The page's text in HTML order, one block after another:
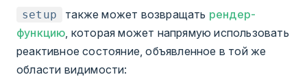
setup также может возвращать рендер-
функцию , которая может напрямую использовать
реактивное состояние, объявленное в той же
области видимости: